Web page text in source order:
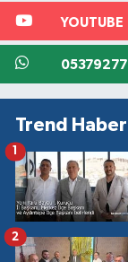
YOUTUBE
Trend
1
2